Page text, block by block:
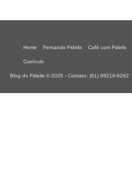
Home Fernando Fidelis Café com Fidelis
Currículo
Blog do Fidelis © 2026 - Contato: (61) 99216-6262